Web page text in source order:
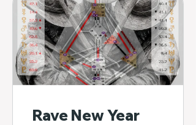
Rave New Year